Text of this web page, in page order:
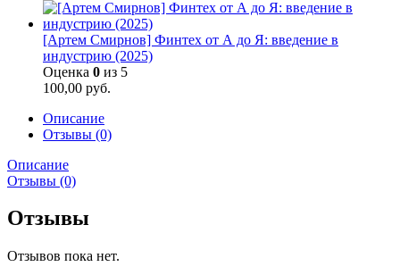
[Артем Смирнов] Финтех от А до Я: введение в
индустрию (2025)
Оценка 0 из 5
100,00 руб.
Описание
Отзывы (0)
Описание
Отзывы (0)
Отзывы
Отзывов пока нет.